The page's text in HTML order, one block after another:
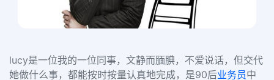
lucy是一位我的一位同事，文静而腼腆，不爱说话，但交代
她做什么事，都能按时按量认真地完成，是90后业务员中